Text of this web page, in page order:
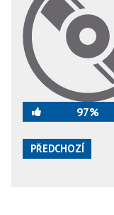
97%
PŘEDCHOZÍ